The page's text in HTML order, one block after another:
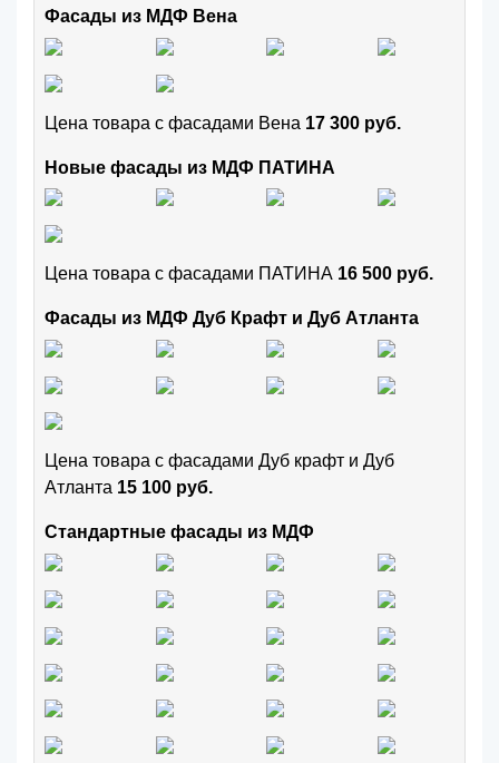
Фасады из МДФ Вена
Цена товара с фасадами Вена 17 300 руб.
Новые фасады из МДФ ПАТИНА
Цена товара с фасадами ПАТИНА 16 500 руб.
Фасады из МДФ Дуб Крафт и Дуб Атланта
Цена товара с фасадами Дуб крафт и Дуб
Атланта 15 100 руб.
Стандартные фасады из МДФ